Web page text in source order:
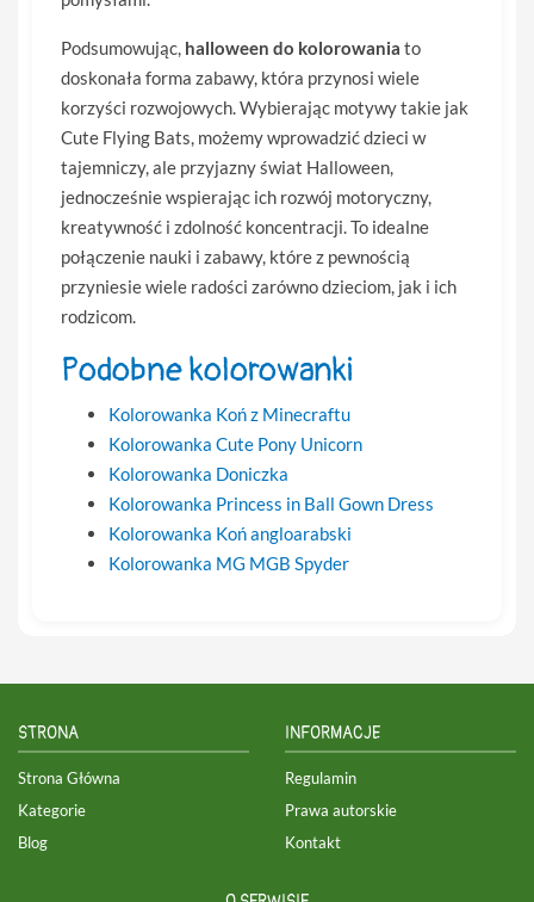
Podsumowując, halloween do kolorowania to
doskonała forma zabawy, która przynosi wiele
korzyści rozwojowych. Wybierając motywy takie jak
Cute Flying Bats, możemy wprowadzić dzieci w
tajemniczy, ale przyjazny świat Halloween,
jednocześnie wspierając ich rozwój motoryczny,
kreatywność i zdolność koncentracji. To idealne
połączenie nauki i zabawy, które z pewnością
przyniesie wiele radości zarówno dzieciom, jak i ich
rodzicom.
Podobne kolorowanki
Kolorowanka Koń z Minecraftu
Kolorowanka Cute Pony Unicorn
Kolorowanka Doniczka
Kolorowanka Princess in Ball Gown Dress
Kolorowanka Koń angloarabski
Kolorowanka MG MGB Spyder
STRONA
Strona Główna
Kategorie
Blog
INFORMACJE
Regulamin
Prawa autorskie
Kontakt